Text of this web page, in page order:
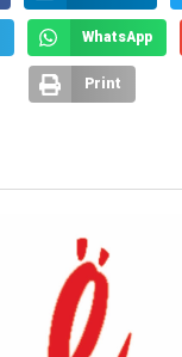
WhatsApp
Print